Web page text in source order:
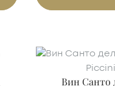
Вин Санто